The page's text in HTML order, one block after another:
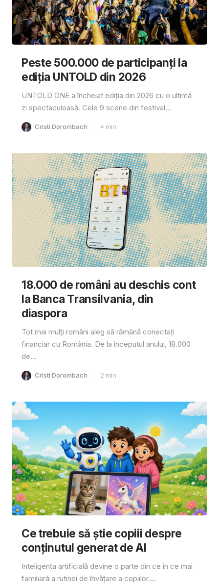
Peste 500.000 de participanți la
ediția UNTOLD din 2026
UNTOLD ONE a încheiat ediția din 2026 cu o ultimă
zi spectaculoasă. Cele 9 scene din festival...
Cristi Dorombach 4 min
18.000 de români au deschis cont
la Banca Transilvania, din
diaspora
Tot mai mulți români aleg să rămână conectați
financiar cu România. De la începutul anului, 18.000
de...
Cristi Dorombach 2 min
Ce trebuie să știe copiii despre
conținutul generat de AI
Inteligența artificială devine o parte din ce în ce mai
familiară a rutinei de învățare a copiilor....